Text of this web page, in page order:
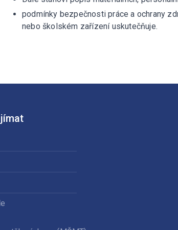
podmínky bezpečnosti práce a ochrany
nebo školském zařízení uskutečňuje.